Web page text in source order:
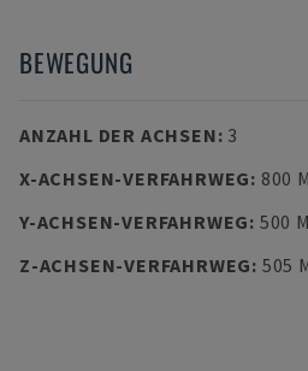
BEWEGUNG
ANZAHL DER ACHSEN: 3
X-ACHSEN-VERFAHRWEG: 800
Y-ACHSEN-VERFAHRWEG: 500
Z-ACHSEN-VERFAHRWEG: 505